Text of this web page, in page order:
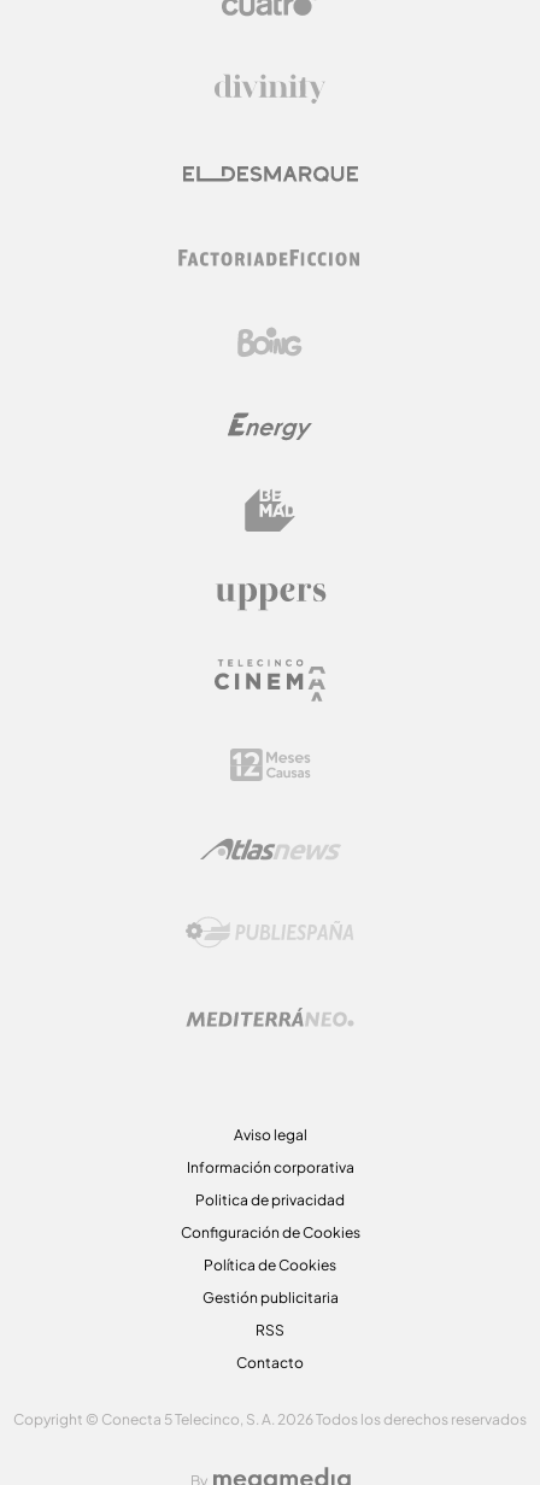
Aviso legal
Información corporativa
Politica de privacidad
Configuración de Cookies
Política de Cookies
Gestión publicitaria
RSS
Contacto
Copyright © Conecta 5 Telecinco, S. A. 2026 Todos los derechos reservados
By